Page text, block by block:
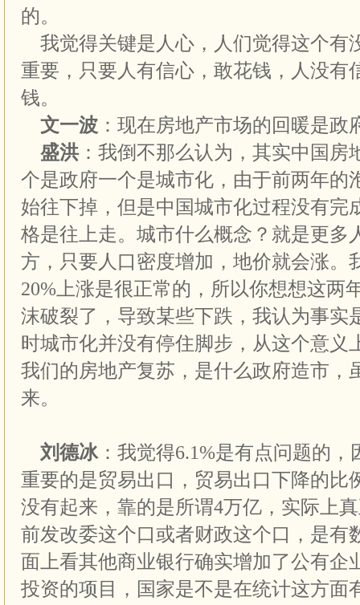
的。
我觉得关键是人心，人们觉得这个有
重要，只要人有信心，敢花钱，人没有
钱。
文一波 ：现在房地产市场的回暖是政
盛洪 ：我倒不那么认为，其实中国
个是政府一个是城市化，由于前两年的
始往下掉，但是中国城市化过程没有完
格是往上走。城市什么概念？就是更多
方，只要人口密度增加，地价就会涨。
20%上涨是很正常的，所以你想想这两
沫破裂了，导致某些下跌，我认为事实
时城市化并没有停住脚步，从这个意义
我们的房地产复苏，是什么政府造市，
来。
刘德冰：我觉得6.1%是有点问题的
重要的是贸易出口，贸易出口下降的比
没有起来，靠的是所谓4万亿，实际上
前发改委这个口或者财政这个口，是有
面上看其他商业银行确实增加了公有企
投资的项目，国家是不是在统计这方面